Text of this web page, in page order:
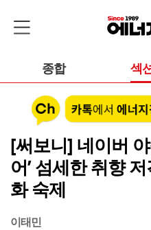
종합 섹
[써보니] 네이버
어’ 섬세한 취향
화 숙제
이태민